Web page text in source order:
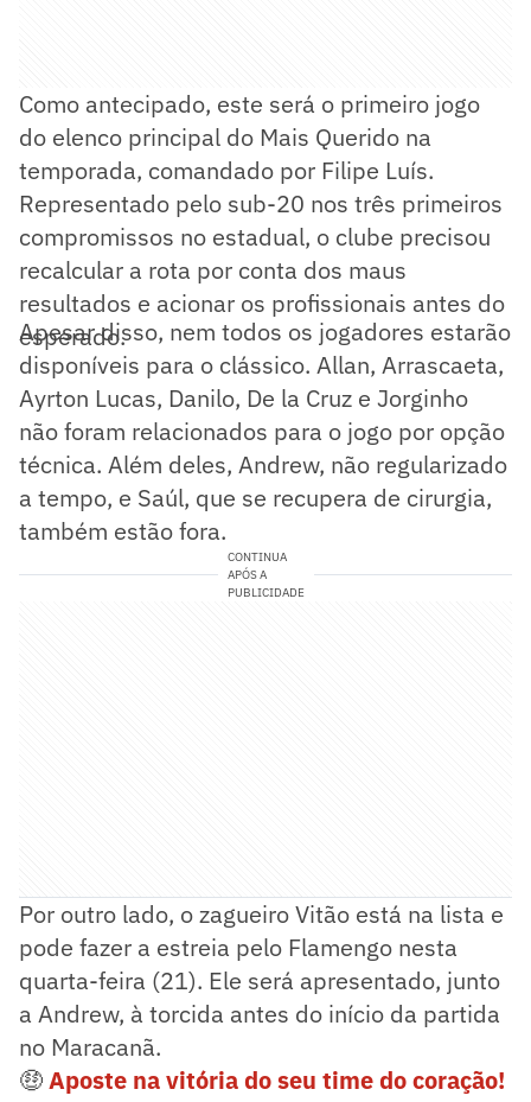
Como antecipado, este será o primeiro jogo
do elenco principal do Mais Querido na
temporada, comandado por Filipe Luís.
Representado pelo sub-20 nos três primeiros
compromissos no estadual, o clube precisou
recalcular a rota por conta dos maus
resultados e acionar os profissionais antes do
esperado.
Apesar disso, nem todos os jogadores estarão
disponíveis para o clássico. Allan, Arrascaeta,
Ayrton Lucas, Danilo, De la Cruz e Jorginho
não foram relacionados para o jogo por opção
técnica. Além deles, Andrew, não regularizado
a tempo, e Saúl, que se recupera de cirurgia,
também estão fora.
CONTINUA
APÓS A
PUBLICIDADE
Por outro lado, o zagueiro Vitão está na lista e
pode fazer a estreia pelo Flamengo nesta
quarta-feira (21). Ele será apresentado, junto
a Andrew, à torcida antes do início da partida
no Maracanã.
🤑Aposte na vitória do seu time do coração!